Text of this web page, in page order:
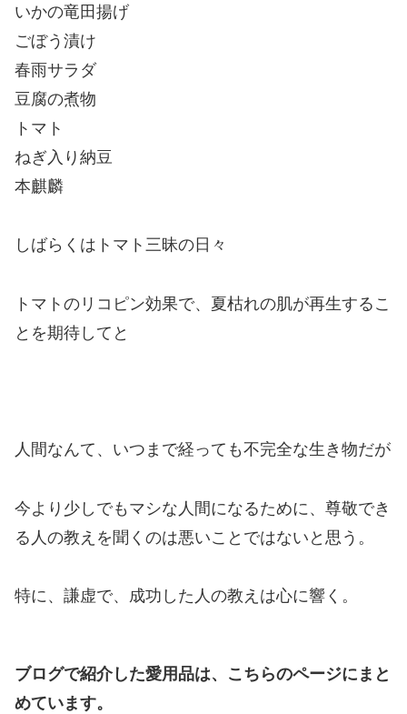
いかの竜田揚げ
ごぼう漬け
春雨サラダ
豆腐の煮物
トマト
ねぎ入り納豆
本麒麟
しばらくはトマト三昧の日々
トマトのリコピン効果で、夏枯れの肌が再生するこ
とを期待してと
人間なんて、いつまで経っても不完全な生き物だが
今より少しでもマシな人間になるために、尊敬でき
る人の教えを聞くのは悪いことではないと思う。
特に、謙虚で、成功した人の教えは心に響く。
ブログで紹介した愛用品は、こちらのページにまと
めています。